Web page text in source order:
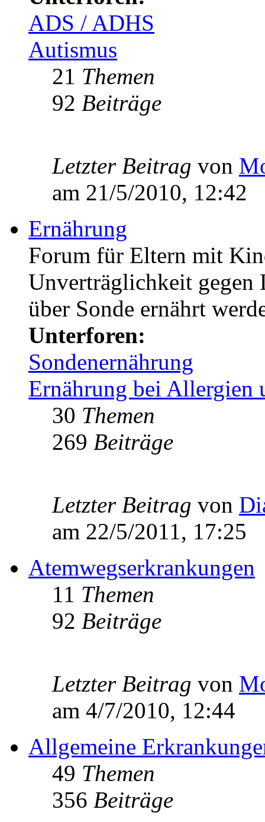
ADS / ADHS
Autismus
21 Themen
92 Beiträge
Letzter Beitrag von
am 21/5/2010, 12:42
Ernährung
Forum für Eltern mit
Unverträglichkeit gegen
über Sonde ernährt
Unterforen:
Sondenernährung
Ernährung bei Allergien
30 Themen
269 Beiträge
Letzter Beitrag von
am 22/5/2011, 17:25
Atemwegserkrankungen
11 Themen
92 Beiträge
Letzter Beitrag von
am 4/7/2010, 12:44
Allgemeine
49 Themen
356 Beiträge